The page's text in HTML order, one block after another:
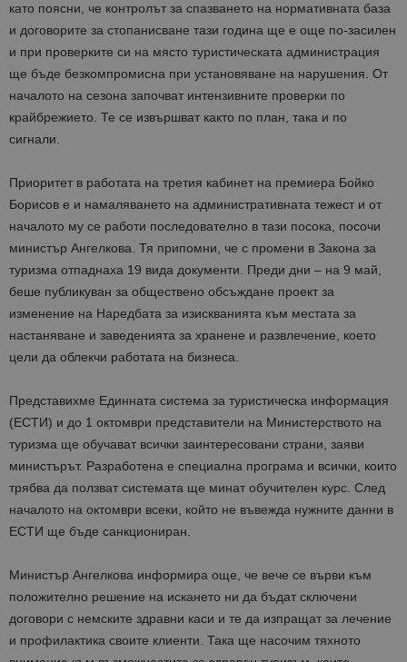
като поясни, че контролът за спазването на нормативната база
и договорите за стопанисване тази година ще е още по-засилен
и при проверките си на място туристическата администрация
ще бъде безкомпромисна при установяване на нарушения. От
началото на сезона започват интензивните проверки по
крайбрежието. Те се извършват както по план, така и по
сигнали.
Приоритет в работата на третия кабинет на премиера Бойко
Борисов е и намаляването на административната тежест и от
началото му се работи последователно в тази посока, посочи
министър Ангелкова. Тя припомни, че с промени в Закона за
туризма отпаднаха 19 вида документи. Преди дни – на 9 май,
беше публикуван за обществено обсъждане проект за
изменение на Наредбата за изискванията към местата за
настаняване и заведенията за хранене и развлечение, което
цели да облекчи работата на бизнеса.
Представихме Единната система за туристическа информация
(ЕСТИ) и до 1 октомври представители на Министерството на
туризма ще обучават всички заинтересовани страни, заяви
министърът. Разработена е специална програма и всички, които
трябва да ползват системата ще минат обучителен курс. След
началото на октомври всеки, който не въвежда нужните данни в
ЕСТИ ще бъде санкциониран.
Министър Ангелкова информира още, че вече се върви към
положително решение на искането ни да бъдат сключени
договори с немските здравни каси и те да изпращат за лечение
и профилактика своите клиенти. Така ще насочим тяхното